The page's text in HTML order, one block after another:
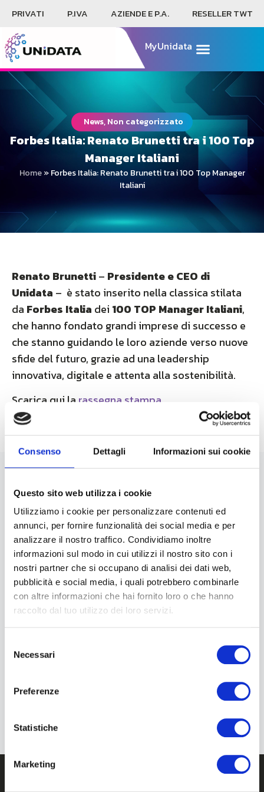
Consenso Dettagli Informazioni sui cookie
Questo sito web utilizza i cookie
Utilizziamo i cookie per personalizzare contenuti ed
annunci, per fornire funzionalità dei social media e per
analizzare il nostro traffico. Condividiamo inoltre
informazioni sul modo in cui utilizzi il nostro sito con i
nostri partner che si occupano di analisi dei dati web,
pubblicità e social media, i quali potrebbero combinarle
con altre informazioni che hai fornito loro o che hanno
raccolto dal tuo utilizzo dei loro servizi.
delNecessari
Preferenze
Statistiche
Marketing
PRIVATI P.IVA AZIENDE E P.A. RESELLER TWT
MyUnidata
News, Non categorizzato
Forbes Italia: Renato Brunetti tra i 100 Top
Manager Italiani
Home»Forbes Italia: Renato Brunetti tra i 100 Top Manager
Italiani
Renato Brunetti– Presidente e CEO di
Unidata – è stato inserito nella classica stilata
da Forbes Italia dei 100 TOP Manager Italiani,
che hanno fondato grandi imprese di successo e
che stanno guidando le loro aziende verso nuove
sfide del futuro, grazie ad una leadership
innovativa, digitale e attenta alla sostenibilità.
Scarica qui la rassegna stampa
News
Luglio 23, 2026
Unidata Porta La Fibra Ultraveloce Nelle
Infratel Da 25 Milioni Di Euro